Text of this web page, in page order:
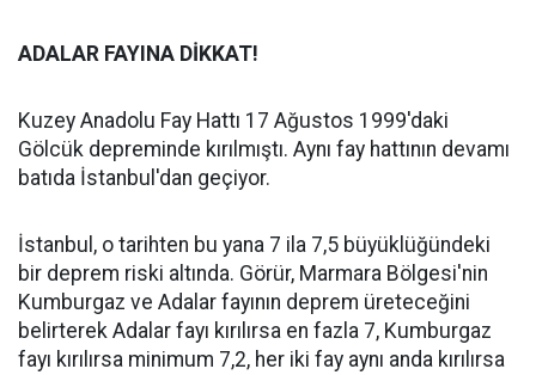
ADALAR FAYINA DİKKAT!
Kuzey Anadolu Fay Hattı 17 Ağustos 1999'daki
Gölcük depreminde kırılmıştı. Aynı fay hattının devamı
batıda İstanbul'dan geçiyor.
İstanbul, o tarihten bu yana 7 ila 7,5 büyüklüğündeki
bir deprem riski altında. Görür, Marmara Bölgesi'nin
Kumburgaz ve Adalar fayının deprem üreteceğini
belirterek Adalar fayı kırılırsa en fazla 7, Kumburgaz
fayı kırılırsa minimum 7,2, her iki fay aynı anda kırılırsa